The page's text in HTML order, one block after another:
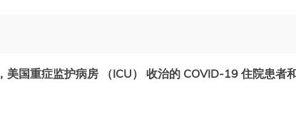
，美国重症监护病房 （ICU） 收治的 COVID-19 住院患者